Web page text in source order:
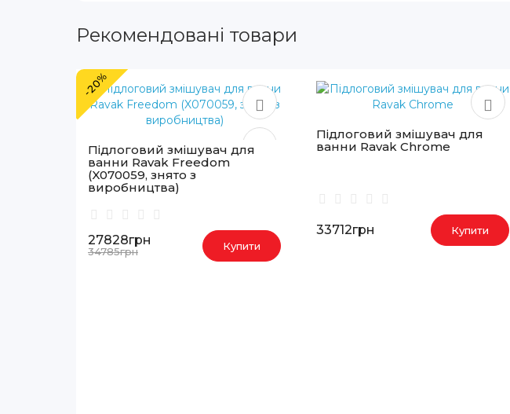
Рекомендовані товари
-20%
Підлоговий змішувач для
ванни Ravak Freedom
(X070059, знято з
виробництва)
27828грн
34785грн Купити
Підлоговий змішувач для
ванни Ravak Chrome
33712грн Купити